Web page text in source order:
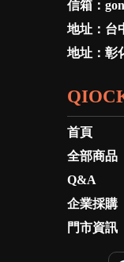
信箱：
地址： 台
地址： 彰
首頁
全部商品
Q&A
企業採購
門市資訊